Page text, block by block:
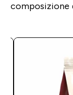
composizione